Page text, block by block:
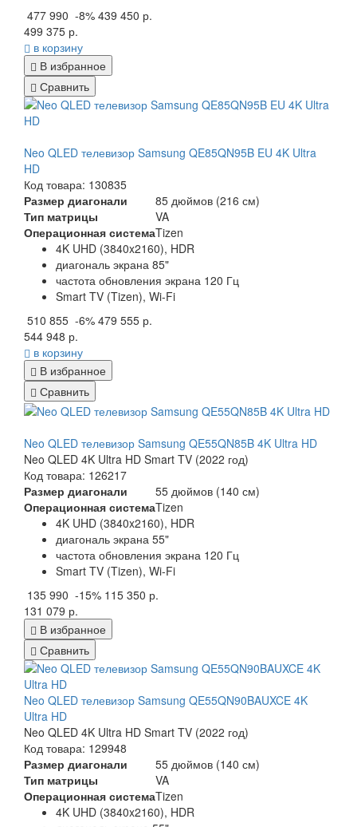
477 990 -8% 439 450 р.
499 375 р.
в корзину
В избранное
Сравнить
Neo QLED телевизор Samsung QE85QN95B EU 4K Ultra
HD
Код товара: 130835
Размер диагонали
85 дюймов (216 см)
Тип матрицы
VA
Операционная системаTizen
4K UHD (3840x2160), HDR
диагональ экрана 85"
частота обновления экрана 120 Гц
Smart TV (Tizen), Wi-Fi
510 855 -6% 479 555 р.
544 948 р.
в корзину
В избранное
Сравнить
Neo QLED телевизор Samsung QE55QN85B 4K Ultra HD
Neo QLED 4K Ultra HD Smart TV (2022 год)
Код товара: 126217
Размер диагонали
55 дюймов (140 см)
Операционная системаTizen
4K UHD (3840x2160), HDR
диагональ экрана 55"
частота обновления экрана 120 Гц
Smart TV (Tizen), Wi-Fi
135 990 -15% 115 350 р.
131 079 р.
В избранное
Сравнить
Neo QLED телевизор Samsung QE55QN90BAUXCE 4K
Ultra HD
Neo QLED 4K Ultra HD Smart TV (2022 год)
Код товара: 129948
Размер диагонали
55 дюймов (140 см)
Тип матрицы
VA
Операционная системаTizen
4K UHD (3840x2160), HDR